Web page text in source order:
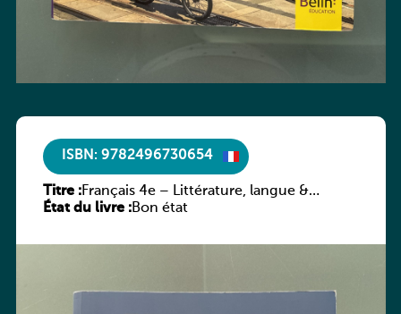
ISBN: 9782496730654
Titre :Français 4e – Littérature, langue &
méthodes
État du livre :Bon état